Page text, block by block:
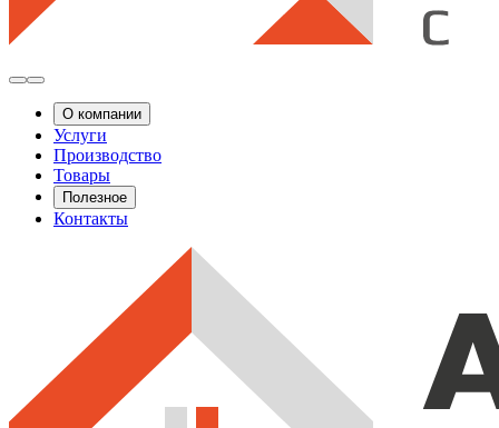
О компании
Услуги
Производство
Товары
Полезное
Контакты